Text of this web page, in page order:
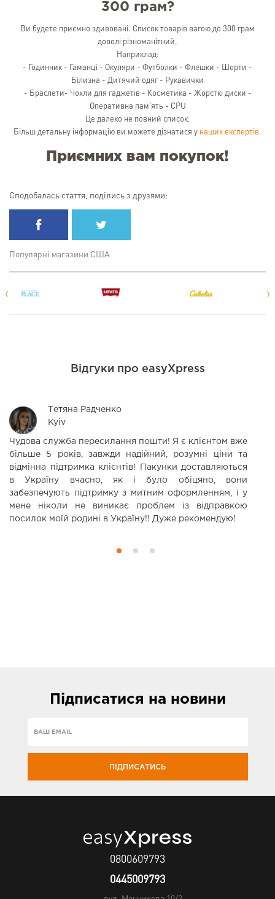
300 грам?
Ви будете приємно здивовані. Список товарів вагою до 300 грам
доволі різноманітний.
Наприклад:
- Годинник - Гаманці - Окуляри - Футболки - Флешки - Шорти -
Білизна - Дитячий одяг - Рукавички
- Браслети- Чохли для гаджетів - Косметика - Жорсткі диски -
Оперативна пам'ять - CPU
Це далеко не повний список.
Більш детальну інформацію ви можете дізнатися у наших експертів.
Приємних вам покупок!
Сподобалась стаття, поділись з друзями:
Популярні магазини США
Відгуки про easyXpress
Тетяна Радченко
Kyiv
Чудова служба пересилання пошти! Я є клієнтом вже
більше 5 років, завжди надійний, розумні ціни та
відмінна підтримка клієнтів! Пакунки доставляються
в Україну вчасно, як і було обіцяно, вони
забезпечують підтримку з митним оформленням, і у
мене ніколи не виникає проблем із відправкою
посилок моїй родині в Україну!! Дуже рекомендую!
Підписатися на новини
ПІДПИСАТИСЬ
0800609793
0445009793